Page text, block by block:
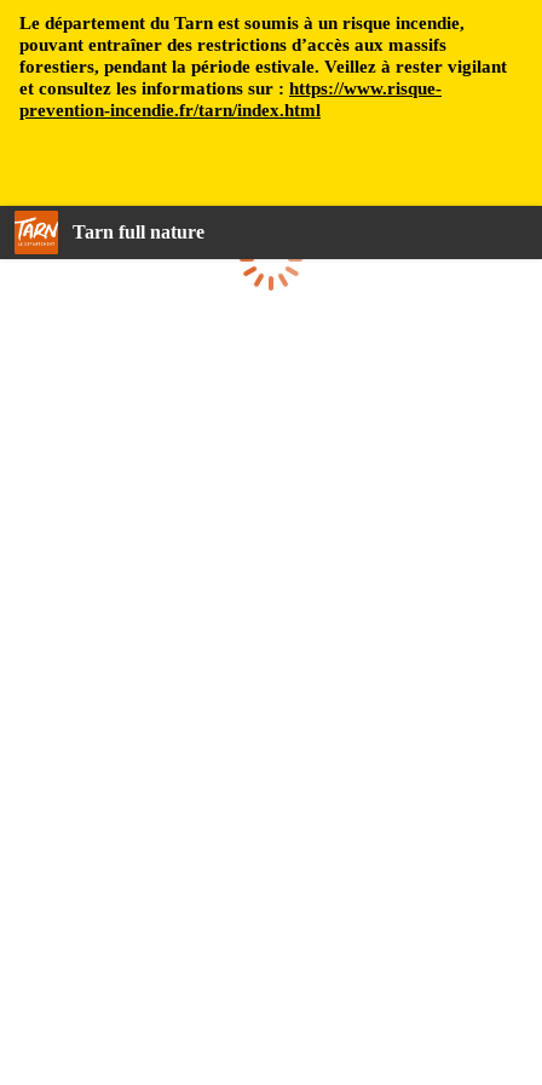
Le département du Tarn est soumis à un risque incendie,
pouvant entraîner des restrictions d’accès aux massifs
forestiers, pendant la période estivale. Veillez à rester vigilant
et consultez les informations sur : https://www.risque-
prevention-incendie.fr/tarn/index.html
Tarn full nature
Loading